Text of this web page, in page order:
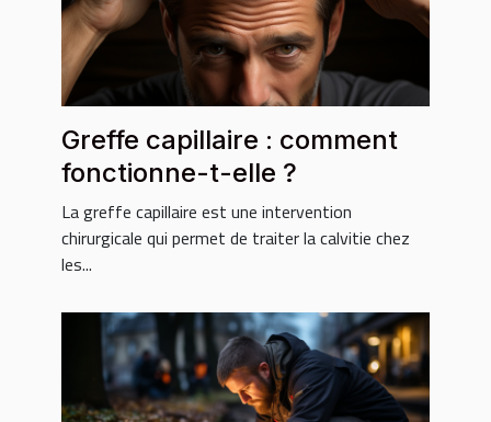
Greffe capillaire : comment
fonctionne-t-elle ?
La greffe capillaire est une intervention
chirurgicale qui permet de traiter la calvitie chez
les...